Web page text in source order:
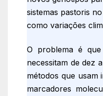
sistemas pastoris
como variações
O problema é que
necessitam de dez
métodos que usam
marcadores